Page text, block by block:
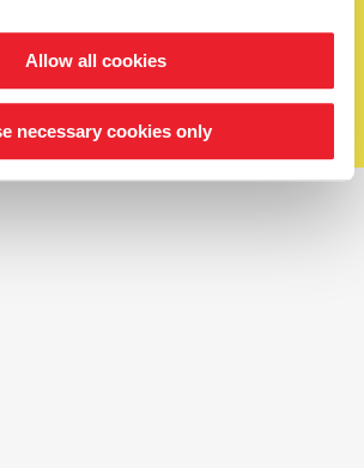
Allow all cookies
necessary cookies only
Terms & conditions
Cookie settings
Shop